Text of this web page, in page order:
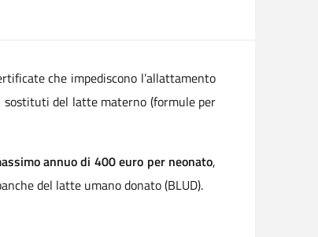
che impediscono l’allattamento
sostituti del latte materno (formule per
annuo di 400 euro per neonato,
del latte umano donato (BLUD).